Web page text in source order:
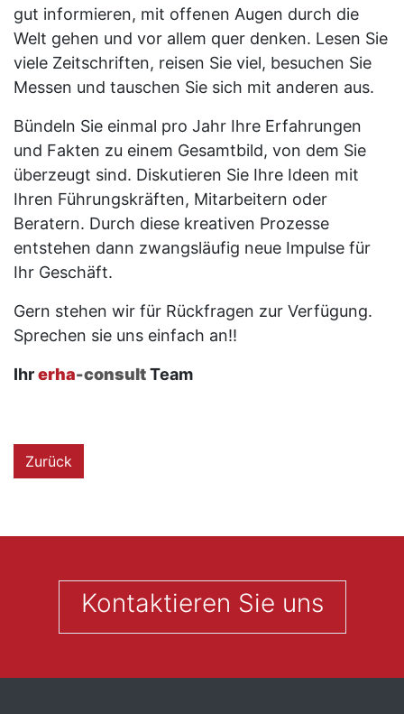
gut informieren, mit offenen Augen durch die
Welt gehen und vor allem quer denken. Lesen Sie
viele Zeitschriften, reisen Sie viel, besuchen Sie
Messen und tauschen Sie sich mit anderen aus.
Bündeln Sie einmal pro Jahr Ihre Erfahrungen
und Fakten zu einem Gesamtbild, von dem Sie
überzeugt sind. Diskutieren Sie Ihre Ideen mit
Ihren Führungskräften, Mitarbeitern oder
Beratern. Durch diese kreativen Prozesse
entstehen dann zwangsläufig neue Impulse für
Ihr Geschäft.
Gern stehen wir für Rückfragen zur Verfügung.
Sprechen sie uns einfach an!!
Ihrerha-consultTeam
Zurück
Kontaktieren Sie uns